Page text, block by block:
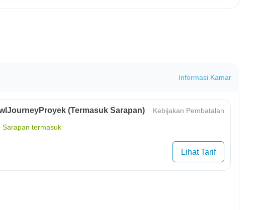
Informasi Kamar
(Termasuk Sarapan) Kebijakan Pembatalan
Sarapan termasuk
Lihat Tarif